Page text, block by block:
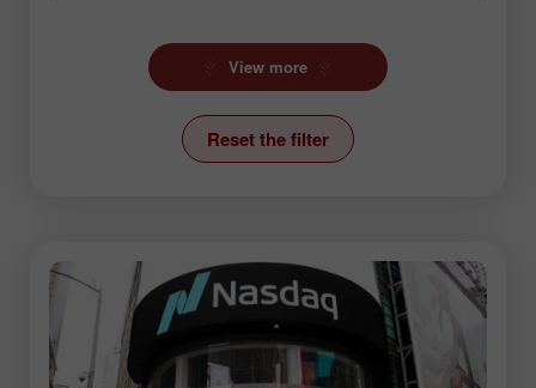
News
Trading plan
Trend line
Wave analysis
View more
Reset the filter